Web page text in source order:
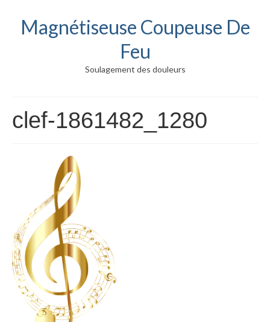
Magnétiseuse Coupeuse De
Feu
Soulagement des douleurs
clef-1861482_1280